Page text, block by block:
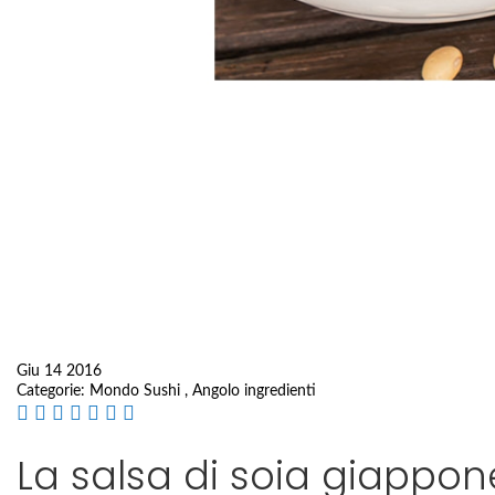
Giu 14 2016
Categorie: Mondo Sushi , Angolo ingredienti
La salsa di soia